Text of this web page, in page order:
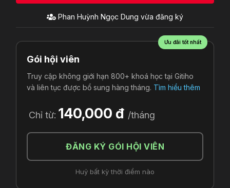
Phan Huỳnh Ngọc Dung vừa đăng ký
Ưu đãi tốt nhất
Gói hội viên
Truy cập không giới hạn 800+ khoá học tại Gitiho
và liên tục được bổ sung hàng tháng. Tìm hiểu thêm
Chỉ từ: 140,000 đ /tháng
ĐĂNG KÝ GÓI HỘI VIÊN
Huỷ bất kỳ thời điểm nào